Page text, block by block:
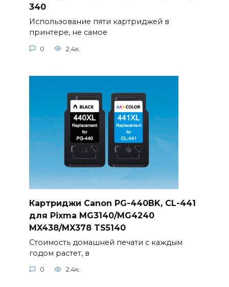
340
Использование пяти картриджей в
принтере, не самое
0 2.4к.
Картриджи Canon PG-440BK, CL-441
для Pixma MG3140/MG4240
MX438/MX378 TS5140
Стоимость домашней печати с каждым
годом растет, в
0 2.4к.